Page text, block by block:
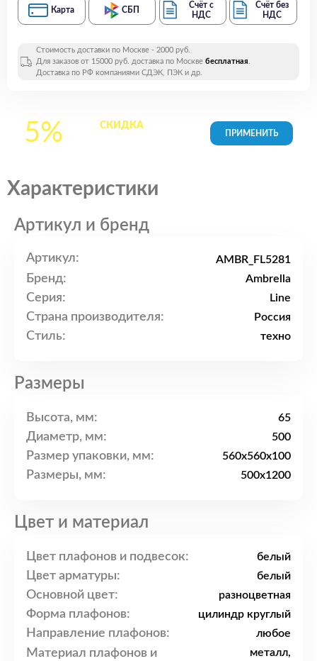
Карта СБП
Счёт с
НДС
Счёт без
НДС
Стоимость доставки по Москве - 2000 руб.
Для заказов от 15000 руб. доставка по Москве бесплатная.
Доставка по РФ компаниями СДЭК, ПЭК и др.
5% СКИДКАна все
Характеристики
Артикул и бренд
Артикул: AMBR_FL5281
Бренд: Ambrella
Серия: Line
Страна производителя: Россия
Стиль: техно
Размеры
Высота, мм: 65
Диаметр, мм: 500
Размер упаковки, мм: 560x560x100
Размеры, мм: 500x1200
Цвет и материал
Цвет плафонов и подвесок: белый
Цвет арматуры: белый
Основной цвет: разноцветная
Форма плафонов: цилиндр круглый
Направление плафонов: любое
Материал плафонов и
металл,